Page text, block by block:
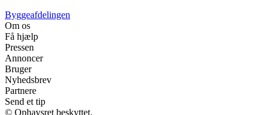
Byggeafdelingen
Om os
Få hjælp
Pressen
Annoncer
Bruger
Nyhedsbrev
Partnere
Send et tip
© Ophavsret beskyttet.